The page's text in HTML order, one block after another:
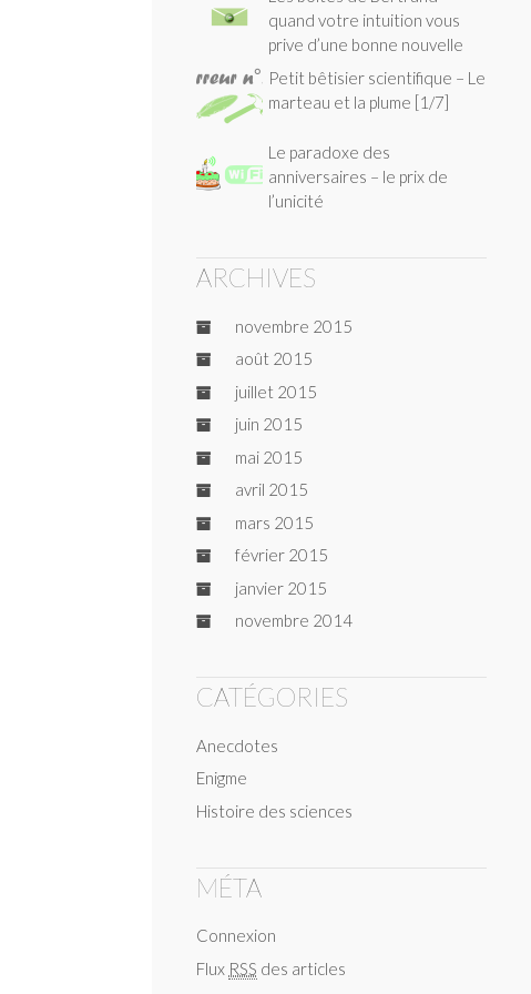
quand votre intuition vous
prive d’une bonne nouvelle
Petit bêtisier scientifique – Le
marteau et la plume [1/7]
Le paradoxe des
anniversaires – le prix de
l’unicité
ARCHIVES
novembre 2015
août 2015
juillet 2015
juin 2015
mai 2015
avril 2015
mars 2015
février 2015
janvier 2015
novembre 2014
CATÉGORIES
Anecdotes
Enigme
Histoire des sciences
MÉTA
Connexion
Flux RSS des articles